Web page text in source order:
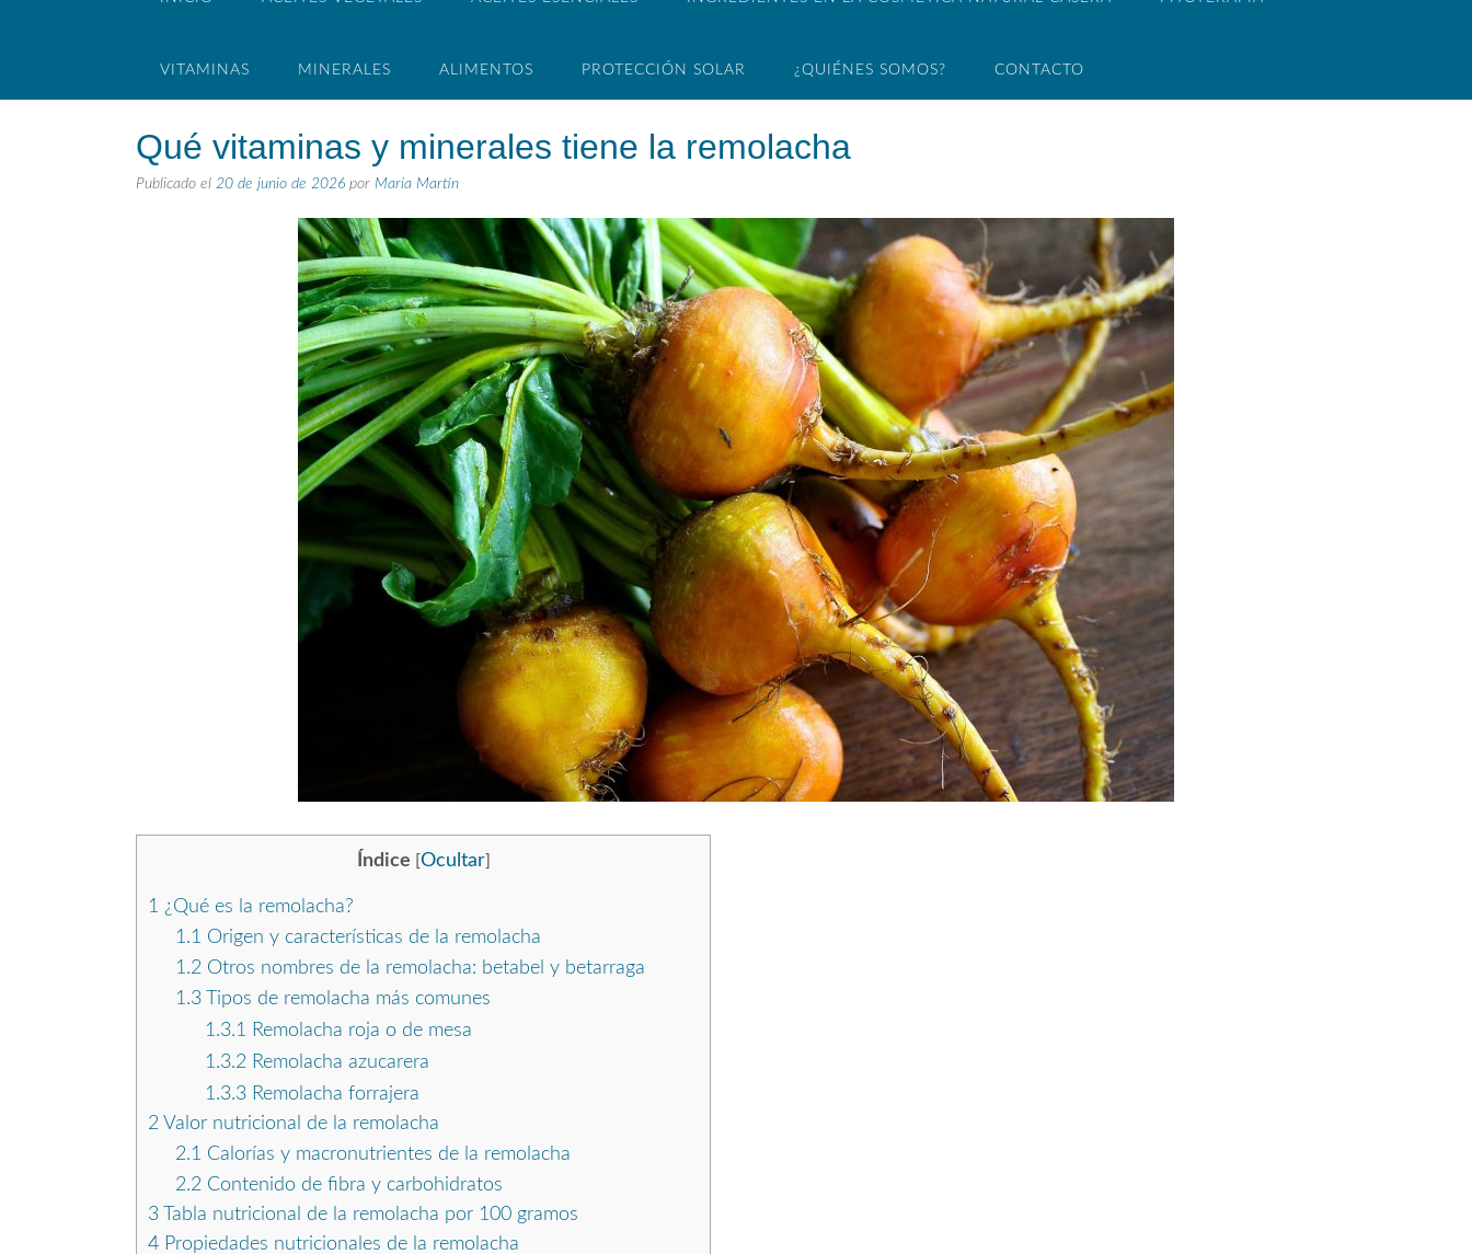
VITAMINAS MINERALES ALIMENTOS PROTECCIÓN SOLAR ¿QUIÉNES SOMOS? CONTACTO
Qué vitaminas y minerales tiene la remolacha
Publicado el 20 de junio de 2026 por María Martín
Índice [Ocultar]
1 ¿Qué es la remolacha?
1.1 Origen y características de la remolacha
1.2 Otros nombres de la remolacha: betabel y betarraga
1.3Tipos de remolacha más comunes
1.3.1
Remolacha roja o de mesa
1.3.2 Remolacha azucarera
1.3.3Remolacha forrajera
2 Valor nutricional de la remolacha
2.1 Calorías y macronutrientes de la remolacha
2.2 Contenido de fibra y carbohidratos
3 Tabla nutricional de la remolacha por 100 gramos
4 Propiedades nutricionales de la remolacha